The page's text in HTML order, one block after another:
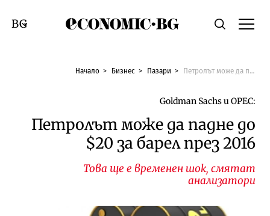
Economic.bgТърсене
Смяна на език
Начало Бизнес Пазари Петролът може да падне до $20 за барел през 2016
Петролът може да падне до
$20 за барел през 2016
Това ще е временен шок, смятат
анализатори
Goldman Sachs и OPEC: